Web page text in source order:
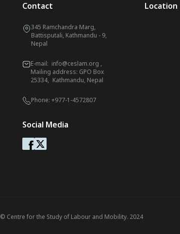
Contact
345 Ramchandra Marg,
Battisputali, Kathmandu - 9,
Nepal
E-mail: info@ceslam.org ,
Mailing address: GPO Box
25334, Kathmandu, Nepal
Phone: +977-1-4572807
Social Media
Location
© Centre for the Study of Labour and Mobility. 2024